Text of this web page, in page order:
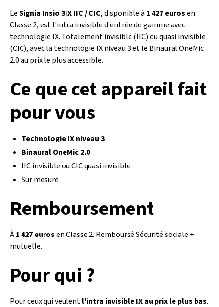
LeSignia Insio 3IX IIC / CIC, disponible à 1 427 eurosen
Classe 2, est l'intra invisible d'entrée de gamme avec
technologie IX. Totalement invisible (IIC) ou quasi invisible
(CIC), avec la technologie IX niveau 3 et le Binaural OneMic
2.0 au prix le plus accessible.
Ce que cet appareil fait
pour vous
Technologie IX niveau 3
Binaural OneMic 2.0
IIC invisible ou CIC quasi invisible
Sur mesure
Remboursement
À1 427 eurosen Classe 2. Remboursé Sécurité sociale +
mutuelle.
Pour qui ?
Pour ceux qui veulentl'intra invisible IX au prix le plus bas.